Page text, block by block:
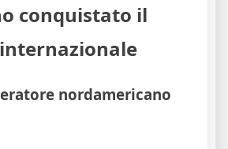
conquistato il
nordamericano